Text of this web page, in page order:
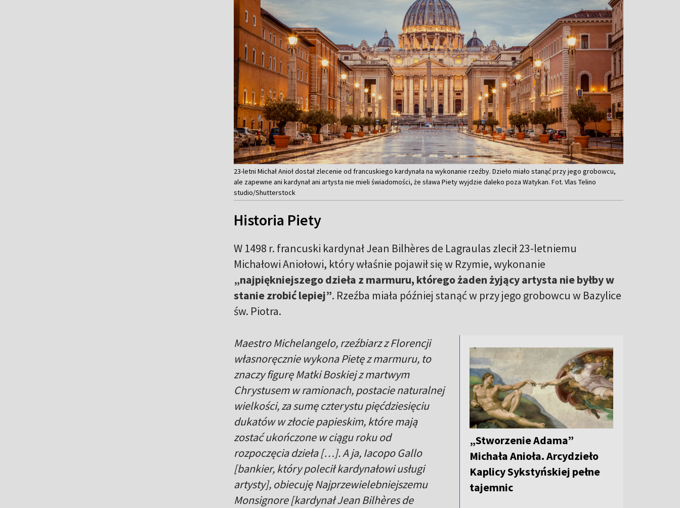
23-letni Michał Anioł dostał zlecenie od francuskiego kardynała na wykonanie rzeźby. Dzieło miało stanąć przy jego grobowcu,
ale zapewne ani kardynał ani artysta nie mieli świadomości, że sława Piety wyjdzie daleko poza Watykan. Fot. Vlas Telino
studio/Shutterstock
Historia Piety
W 1498 r. francuski kardynał Jean Bilhères de Lagraulas zlecił 23-letniemu
Michałowi Aniołowi, który właśnie pojawił się w Rzymie, wykonanie
„najpiękniejszego dzieła z marmuru, którego żaden żyjący artysta nie byłby w
stanie zrobić lepiej”. Rzeźba miała później stanąć w przy jego grobowcu w Bazylice
św. Piotra.
„Stworzenie Adama”
Michała Anioła. Arcydzieło
Kaplicy Sykstyńskiej pełne
tajemnic
Maestro Michelangelo, rzeźbiarz z Florencji
własnoręcznie wykona Pietę z marmuru, to
znaczy figurę Matki Boskiej z martwym
Chrystusem w ramionach, postacie naturalnej
wielkości, za sumę czterystu pięćdziesięciu
dukatów w złocie papieskim, które mają
zostać ukończone w ciągu roku od
rozpoczęcia dzieła […]. A ja, Iacopo Gallo
[bankier, który polecił kardynałowi usługi
artysty], obiecuję Najprzewielebniejszemu
Monsignore [kardynał Jean Bilhères de